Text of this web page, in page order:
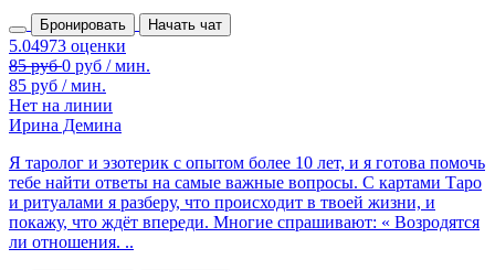
Бронировать Начать чат
85 руб / мин.
Нет на линии
Ирина Демина
Я таролог и эзотерик с опытом более 10 лет, и я готова помочь
тебе найти ответы на самые важные вопросы. С картами Таро
и ритуалами я разберу, что происходит в твоей жизни, и
покажу, что ждёт впереди. Многие спрашивают: « Возродятся
ли отношения. ..